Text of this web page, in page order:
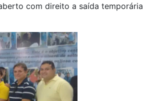
com direito a saída temporária